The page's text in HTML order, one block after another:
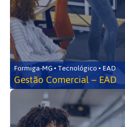
Formiga-MG • Tecnológico • EAD
Gestão Comercial – EAD